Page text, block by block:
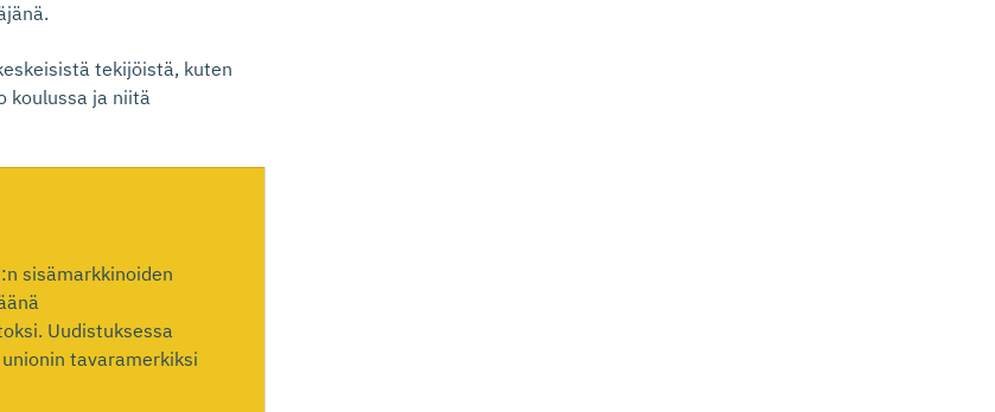
tekijöistä, kuten
koulussa ja niitä
sisämarkkinoiden
Uudistuksessa
tavaramerkiksi